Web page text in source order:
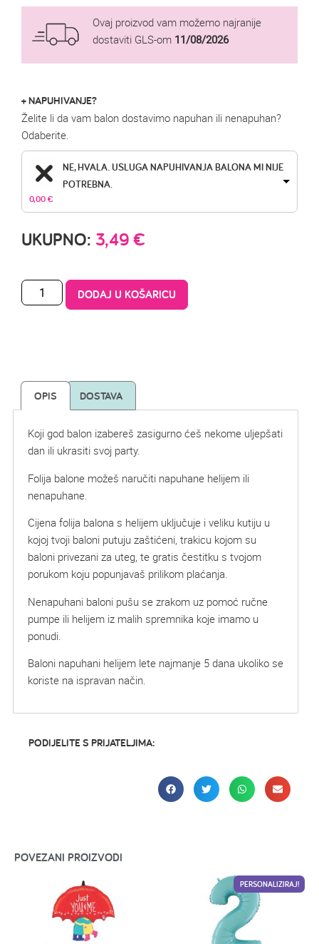
Ovaj proizvod vam možemo najranije
dostaviti GLS-om 11/08/2026
+ NAPUHIVANJE?
Želite li da vam balon dostavimo napuhan ili nenapuhan?
Odaberite.
NE, HVALA. USLUGA NAPUHIVANJA BALONA MI NIJE
POTREBNA.
0,00 €
UKUPNO: 3,49€
DODAJ U KOŠARICU
OPIS DOSTAVA
Koji god balon izabereš zasigurno ćeš nekome uljepšati
dan ili ukrasiti svoj party.
Folija balone možeš naručiti napuhane helijem ili
nenapuhane.
Cijena folija balona s helijem uključuje i veliku kutiju u
kojoj tvoji baloni putuju zaštićeni, trakicu kojom su
baloni privezani za uteg, te gratis čestitku s tvojom
porukom koju popunjavaš prilikom plaćanja.
Nenapuhani baloni pušu se zrakom uz pomoć ručne
pumpe ili helijem iz malih spremnika koje imamo u
ponudi.
Baloni napuhani helijem lete najmanje 5 dana ukoliko se
koriste na ispravan način.
PODIJELITE S PRIJATELJIMA:
POVEZANI PROIZVODI
PERSONALIZIRAJ!